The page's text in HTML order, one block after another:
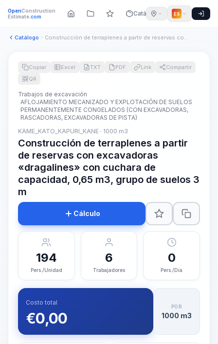
OpenConstruction
Estimate.com Catálogo ES
Catálogo Construcción de terraplenes a partir de reservas con excavad...
Copiar Excel TXT PDF Link
Compartir
QR
Trabajos de excavación
AFLOJAMIENTO MECANIZADO Y EXPLOTACIÓN DE SUELOS
PERMANENTEMENTE CONGELADOS (CON EXCAVADORAS,
RASCADORAS, EXCAVADORAS DE PISTA)
KAME_KATO_KAPURI_KANE · 1000 m3
Construcción de terraplenes a partir
de reservas con excavadoras
«dragalines» con cuchara de
capacidad, 0,65 m3, grupo de suelos 3
m
Cálculo
194
Pers./Unidad
6
Trabajadores
0
Pers./Día
Costo total
€0,00
POR
1000 m3